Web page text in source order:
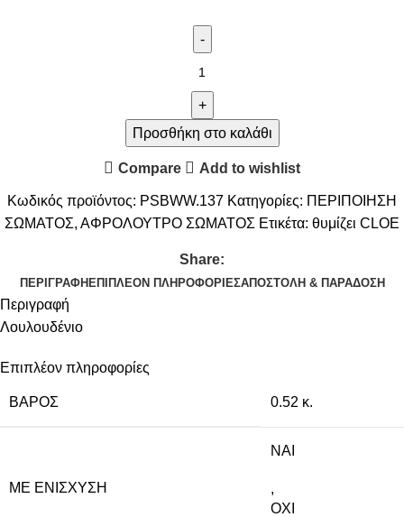
Προσθήκη στο καλάθι
Compare Add to wishlist
Κωδικός προϊόντος: PSBWW.137 Κατηγορίες: ΠΕΡΙΠΟΙΗΣΗ
ΣΩΜΑΤΟΣ, ΑΦΡΟΛΟΥΤΡΟ ΣΩΜΑΤΟΣ Ετικέτα: θυμίζει CLOE
Share:
ΠΕΡΙΓΡΑΦΉ ΕΠΙΠΛΈΟΝ ΠΛΗΡΟΦΟΡΊΕΣΑΠΟΣΤΟΛΉ & ΠΑΡΆΔΟΣΗ
Περιγραφή
Λουλουδένιο
Επιπλέον πληροφορίες
ΒΆΡΟΣ 0.52 κ.
ΜΕ ΕΝΊΣΧΥΣΗ
NAI
,
ΟΧΙ